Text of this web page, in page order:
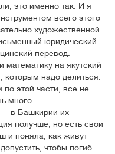
это именно так. И я
всего этого
художественной
юридический
перевод.
математику на якутский
надо делиться.
этой части, все не
много
— в Башкирии их
получше, но есть свои
и поняла, как живут
чтобы погиб